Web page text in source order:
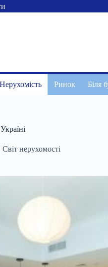
Нерухомість Ринок Біля
Світ нерухомості